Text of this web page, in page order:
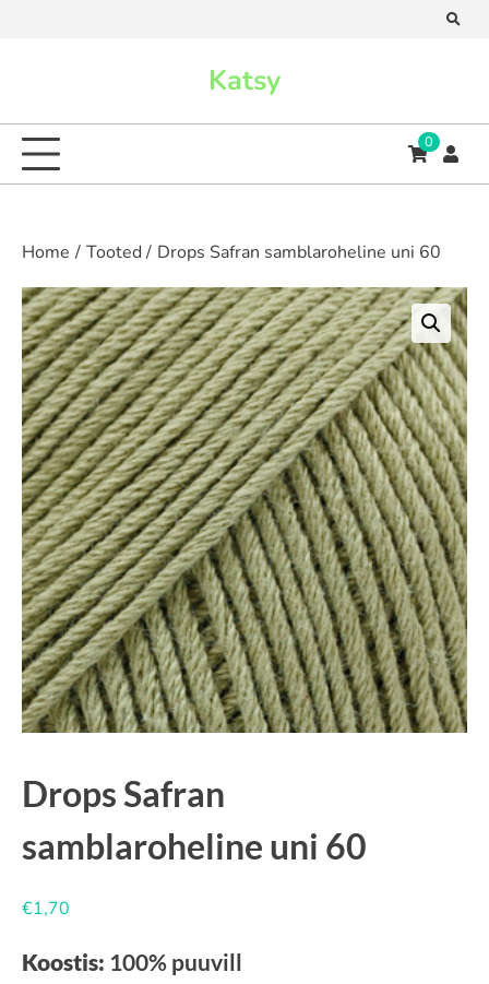
Katsy
0
Home Tooted Drops Safran samblaroheline uni 60
Drops Safran
samblaroheline uni 60
€1,70
Koostis: 100% puuvill